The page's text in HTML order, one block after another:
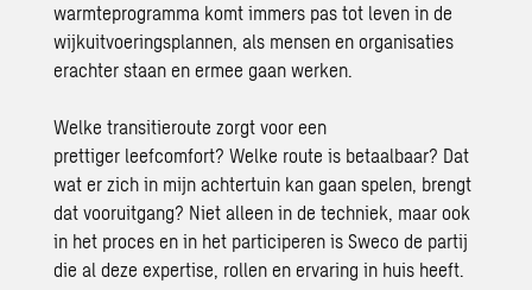
warmteprogramma komt immers pas tot leven in de
wijkuitvoeringsplannen, als mensen en organisaties
erachter staan en ermee gaan werken.
Welke transitieroute zorgt voor een
prettiger leefcomfort? Welke route is betaalbaar? Dat
wat er zich in mijn achtertuin kan gaan spelen, brengt
dat vooruitgang? Niet alleen in de techniek, maar ook
in het proces en in het participeren is Sweco de partij
die al deze expertise, rollen en ervaring in huis heeft.